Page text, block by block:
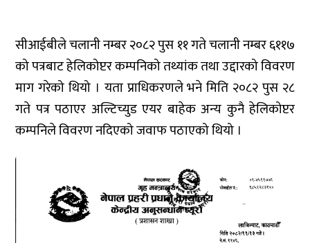
सीआईबीले चलानी नम्बर २०८२ पुस ११ गते चलानी नम्बर ६११७
को पत्रबाट हेलिकोप्टर कम्पनिको तथ्यांक तथा उद्दारको विवरण
माग गरेको थियो । यता प्राधिकरणले भने मिति २०८२ पुस २८
गते पत्र पठाएर अल्टिच्युड एयर बाहेक अन्य कुनै हेलिकोप्टर
कम्पनिले विवरण नदिएको जवाफ पठाएको थियो ।